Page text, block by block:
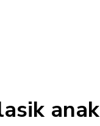
anak